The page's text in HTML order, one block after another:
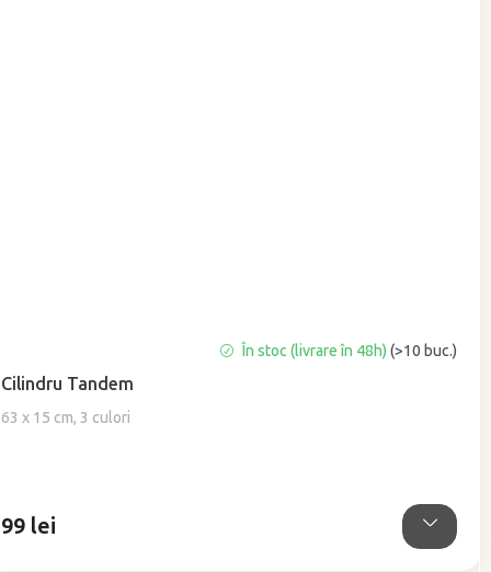
Cilindru Tandem
63 x 15 cm, 3 culori
medie
a
produsului
stele.
În stoc (livrare în 48h)(>10 buc.)
99 lei